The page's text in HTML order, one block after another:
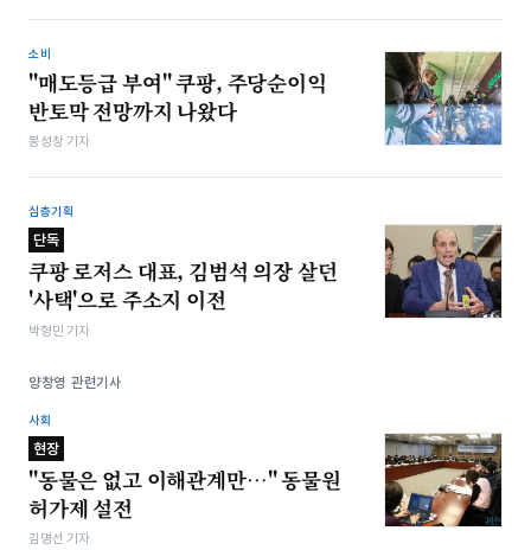
소비
"매도등급 부여" 쿠팡, 주당순이익
반토막 전망까지 나왔다
봉성창 기자
심층기획
단독
쿠팡 로저스 대표, 김범석 의장 살던
'사택'으로 주소지 이전
박형민 기자
양창영 관련기사
사회
현장
"동물은 없고 이해관계만…" 동물원
허가제 설전
김명선 기자